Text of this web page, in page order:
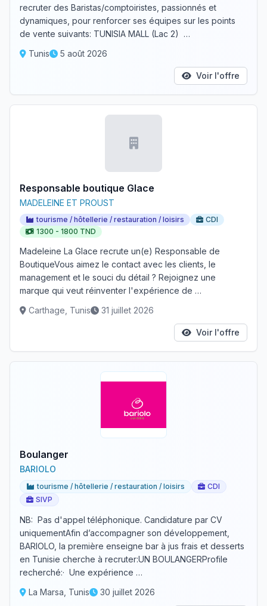
recruter des Baristas/comptoiristes, passionnés et
dynamiques, pour renforcer ses équipes sur les points
de vente suivants: TUNISIA MALL (Lac 2) …
Tunis
5 août 2026
Voir l'offre
Responsable boutique Glace
MADELEINE ET PROUST
tourisme / hôtellerie / restauration / loisirs
CDI
1300 - 1800 TND
Madeleine La Glace recrute un(e) Responsable de
BoutiqueVous aimez le contact avec les clients, le
management et le souci du détail ? Rejoignez une
marque qui veut réinventer l'expérience de …
Carthage, Tunis
31 juillet 2026
Voir l'offre
Boulanger
BARIOLO
tourisme / hôtellerie / restauration / loisirs
CDI
SIVP
NB: Pas d'appel téléphonique. Candidature par CV
uniquementAfin d’accompagner son développement,
BARIOLO, la première enseigne bar à jus frais et desserts
en Tunisie cherche à recruter:UN BOULANGERProfile
recherché:· Une expérience …
La Marsa, Tunis
30 juillet 2026